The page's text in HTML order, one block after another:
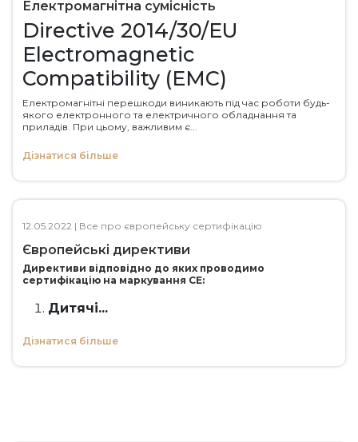
Електромагнітна сумісність
Directive 2014/30/EU
Electromagnetic
Compatibility (EMC)
Електромагнітні перешкоди виникають під час роботи будь-
якого електронного та електричного обладнання та
приладів. При цьому, важливим є...
Дізнатися більше
12.05.2022 | Все про європейську сертифікацію
Європейські директиви
Директиви відповідно до яких проводимо
сертифікацію на маркування СЕ:
Дитячі...
Дізнатися більше